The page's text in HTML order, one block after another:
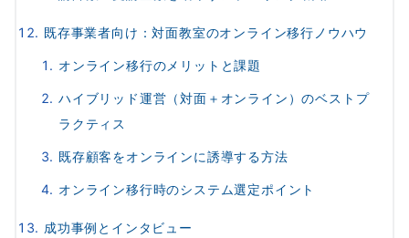
既存事業者向け：対面教室のオンライン移行ノウハウ
オンライン移行のメリットと課題
ハイブリッド運営（対面＋オンライン）のベストプ
ラクティス
既存顧客をオンラインに誘導する方法
オンライン移行時のシステム選定ポイント
成功事例とインタビュー